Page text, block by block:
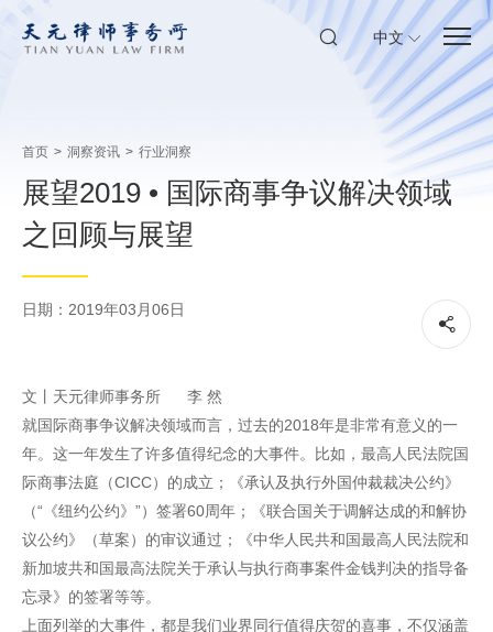
中文
首页 > 洞察资讯 > 行业洞察
展望2019 • 国际商事争议解决领域
之回顾与展望
日期：2019年03月06日
文丨天元律师事务所 李 然
就国际商事争议解决领域而言，过去的2018年是非常有意义的一
年。这一年发生了许多值得纪念的大事件。比如，最高人民法院国
际商事法庭（CICC）的成立；《承认及执行外国仲裁裁决公约》
（“《纽约公约》”）签署60周年；《联合国关于调解达成的和解协
议公约》（草案）的审议通过；《中华人民共和国最高人民法院和
新加坡共和国最高法院关于承认与执行商事案件金钱判决的指导备
忘录》的签署等等。
上面列举的大事件，都是我们业界同行值得庆贺的喜事，不仅涵盖